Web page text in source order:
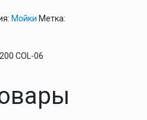
Мойки Метка:
COL-06